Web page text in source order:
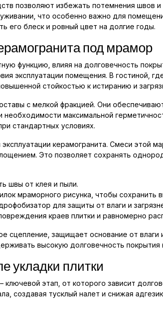
позволяют избежать потемнения швов
что особенно важно для
его блеск и ровный цвет на долгие годы.
под мрамор
функцию, влияя на долговечность
эксплуатации помещения. В гостиной,
стойкостью к истиранию и
с мелкой фракцией. Они
максимальной
стандартных условиях.
керамогранита. Смеси этой
Это позволяет сохранять
швы от клея и пыли.
мраморного рисунка, чтобы сохранить
для защиты от влаги и
краев плитки и равномерно
сцепление, защищает основание от
высокую долговечность
укладки плитки
этап, от которого зависит
создавая тусклый налет и снижая